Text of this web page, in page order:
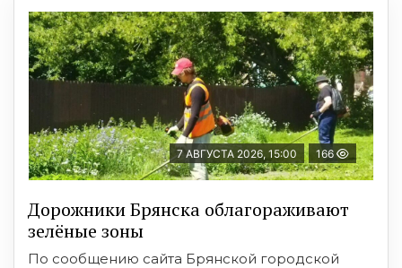
7 АВГУСТА 2026, 15:00 166
Дорожники Брянска облагораживают
зелёные зоны
По сообщению сайта Брянской городской